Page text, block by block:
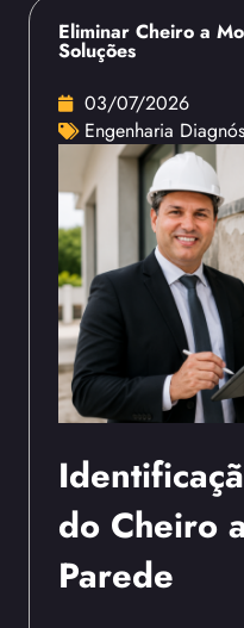
Eliminar Cheiro a
Soluções
03/07/2026
Engenharia
do Cheiro
Parede